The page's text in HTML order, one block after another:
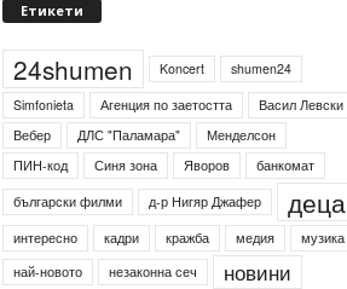
Етикети
24shumen Koncert
shumen24
Simfonieta
Агенция по заетостта
Васил Левски
Вебер
ДЛС "Паламара"
Менделсон
ПИН-код
Синя зона Яворов
банкомат
български филми
д-р Нигяр Джафер деца
интересно кадри кражба медия
музика
най-новото
незаконна сеч новини